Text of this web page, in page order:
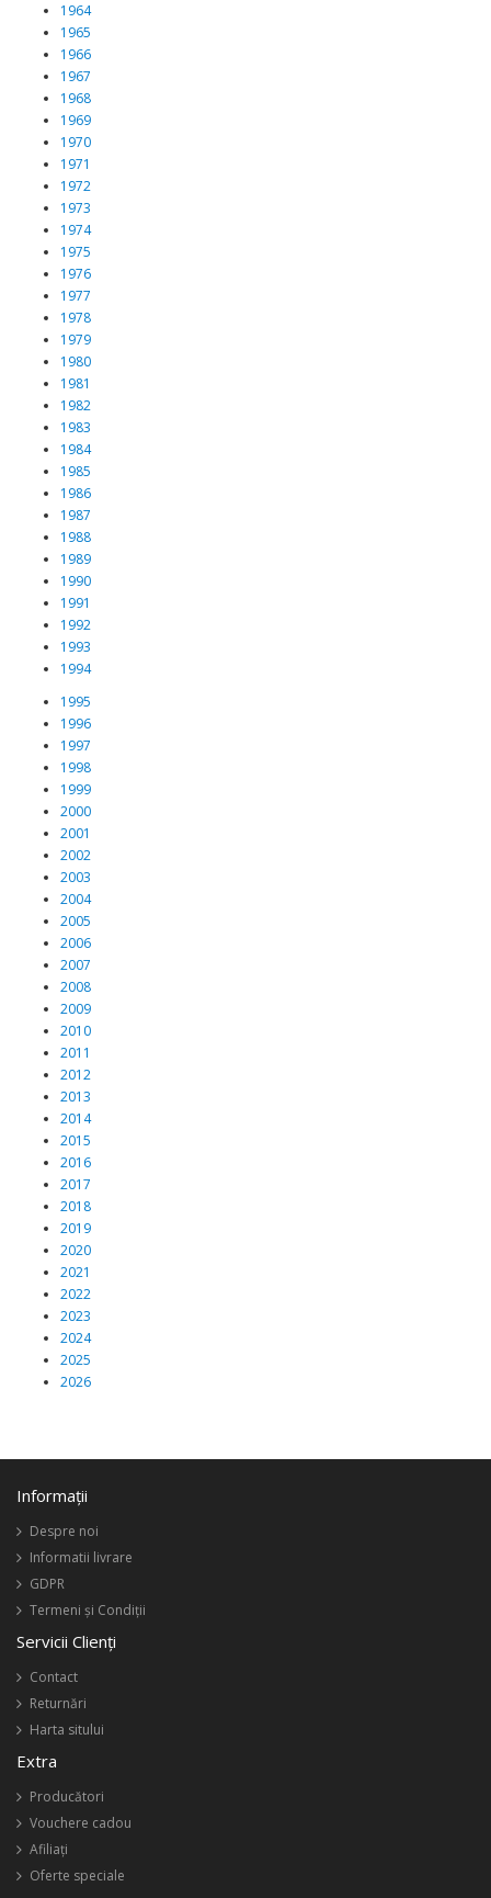
1964
1965
1966
1967
1968
1969
1970
1971
1972
1973
1974
1975
1976
1977
1978
1979
1980
1981
1982
1983
1984
1985
1986
1987
1988
1989
1990
1991
1992
1993
1994
1995
1996
1997
1998
1999
2000
2001
2002
2003
2004
2005
2006
2007
2008
2009
2010
2011
2012
2013
2014
2015
2016
2017
2018
2019
2020
2021
2022
2023
2024
2025
2026
Informaţii
Despre noi
Informatii livrare
GDPR
Termeni și Condiții
Servicii Clienţi
Contact
Returnări
Harta sitului
Extra
Producători
Vouchere cadou
Afiliaţi
Oferte speciale